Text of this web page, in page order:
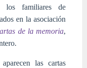
los familiares de
en la asociación
de la memoria,
las cartas